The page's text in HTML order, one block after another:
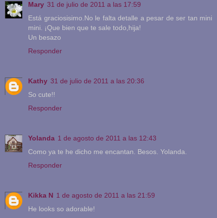
Mary 31 de julio de 2011 a las 17:59
Está graciosisimo.No le falta detalle a pesar de ser tan mini
mini. ¡Que bien que te sale todo,hija!
Un besazo
Responder
Kathy 31 de julio de 2011 a las 20:36
So cute!!
Responder
Yolanda 1 de agosto de 2011 a las 12:43
Como ya te he dicho me encantan. Besos. Yolanda.
Responder
Kikka N 1 de agosto de 2011 a las 21:59
He looks so adorable!